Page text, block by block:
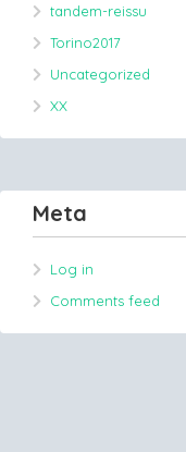
tandem-reissu
Torino2017
Uncategorized
XX
Meta
Log in
Comments feed